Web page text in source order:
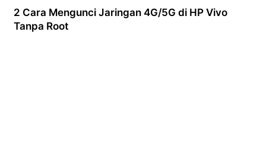
2 Cara Mengunci Jaringan 4G/5G di HP Vivo
Tanpa Root